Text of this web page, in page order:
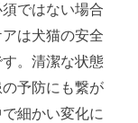
ではない場合
は犬猫の安全
。清潔な状態
予防にも繋が
細かい変化に